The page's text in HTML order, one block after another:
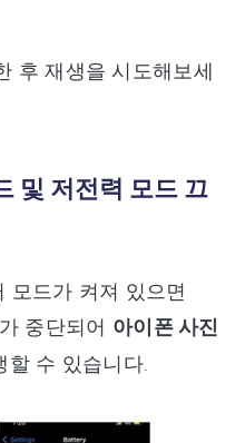
후 재생을 시도해보세
및 저전력 모드 끄
모드가 켜져 있으면
중단되어 아이폰 사진
할 수 있습니다.